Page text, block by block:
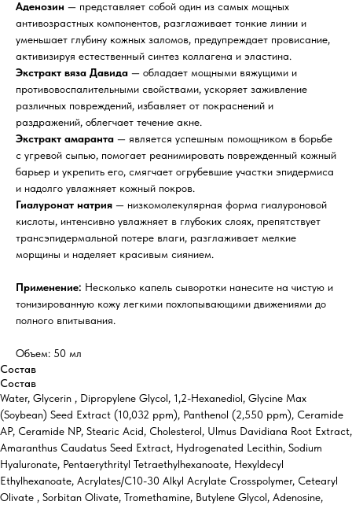
Аденозин — представляет собой один из самых мощных
антивозрастных компонентов, разглаживает тонкие линии и
уменьшает глубину кожных заломов, предупреждает провисание,
активизируя естественный синтез коллагена и эластина.
Экстракт вяза Давида — обладает мощными вяжущими и
противовоспалительными свойствами, ускоряет заживление
различных повреждений, избавляет от покраснений и
раздражений, облегчает течение акне.
Экстракт амаранта — является успешным помощником в борьбе
с угревой сыпью, помогает реанимировать поврежденный кожный
барьер и укрепить его, смягчает огрубевшие участки эпидермиса
и надолго увлажняет кожный покров.
Гиалуронат натрия — низкомолекулярная форма гиалуроновой
кислоты, интенсивно увлажняет в глубоких слоях, препятствует
трансэпидермальной потере влаги, разглаживает мелкие
морщины и наделяет красивым сиянием.
Применение: Несколько капель сыворотки нанесите на чистую и
тонизированную кожу легкими похлопывающими движениями до
полного впитывания.
Объем: 50 мл
Состав
Состав
Water, Glycerin , Dipropylene Glycol, 1,2-Hexanediol, Glycine Max
(Soybean) Seed Extract (10,032 ppm), Panthenol (2,550 ppm), Ceramide
AP, Ceramide NP, Stearic Acid, Cholesterol, Ulmus Davidiana Root Extract,
Amaranthus Caudatus Seed Extract, Hydrogenated Lecithin, Sodium
Hyaluronate, Pentaerythrityl Tetraethylhexanoate, Hexyldecyl
Ethylhexanoate, Acrylates/C10-30 Alkyl Acrylate Crosspolymer, Cetearyl
Olivate , Sorbitan Olivate, Tromethamine, Butylene Glycol, Adenosine,